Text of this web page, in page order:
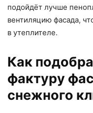
подойдёт лучше
вентиляцию фасада,
в утеплителе.
Как
фактуру
снежного